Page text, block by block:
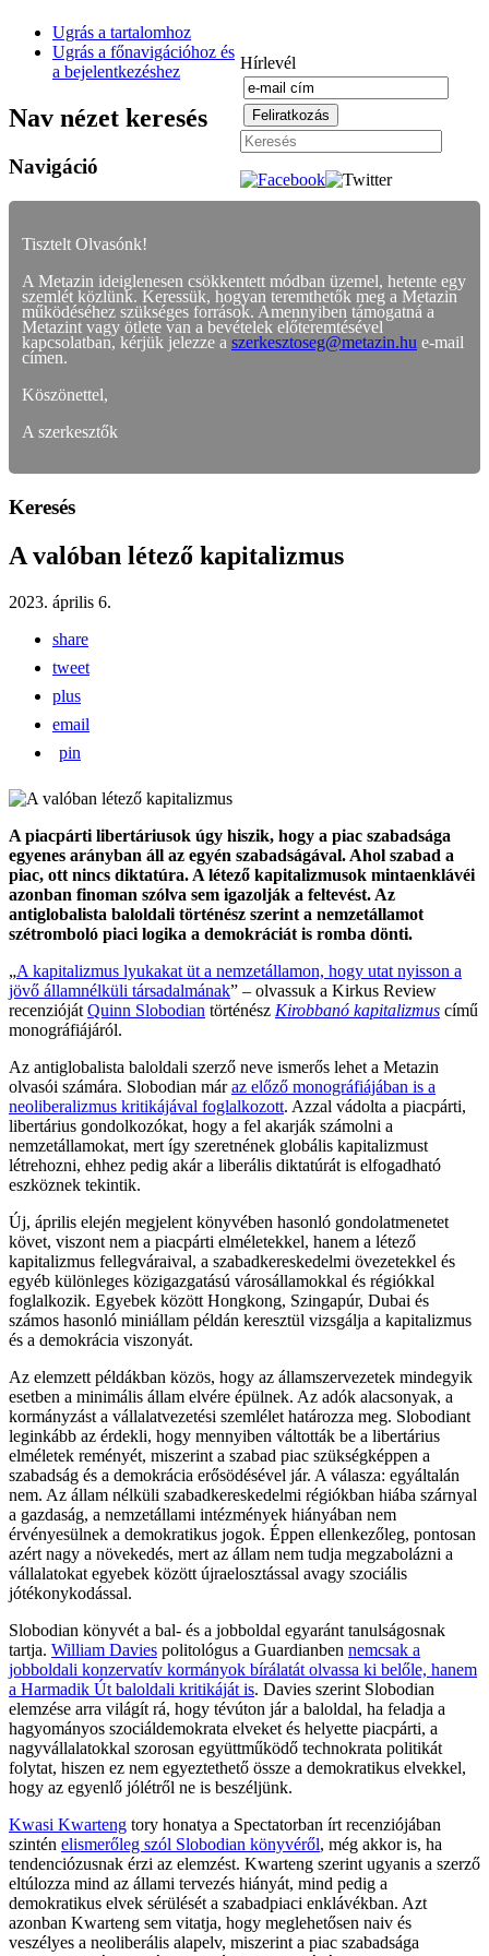
Hírlevél
Ugrás a tartalomhoz
Ugrás a főnavigációhoz és
a bejelentkezéshez
Nav nézet keresés
Navigáció
Tisztelt Olvasónk!
A Metazin ideiglenesen csökkentett módban üzemel, hetente egy
szemlét közlünk. Keressük, hogyan teremthetők meg a Metazin
működéséhez szükséges források. Amennyiben támogatná a
Metazint vagy ötlete van a bevételek előteremtésével
kapcsolatban, kérjük jelezze a szerkesztoseg@metazin.hu e-mail
címen.
Köszönettel,
A szerkesztők
Keresés
A valóban létező kapitalizmus
2023. április 6.
share
tweet
plus
email
pin
A piacpárti libertáriusok úgy hiszik, hogy a piac szabadsága
egyenes arányban áll az egyén szabadságával. Ahol szabad a
piac, ott nincs diktatúra. A létező kapitalizmusok mintaenklávéi
azonban finoman szólva sem igazolják a feltevést. Az
antiglobalista baloldali történész szerint a nemzetállamot
szétromboló piaci logika a demokráciát is romba dönti.
„A kapitalizmus lyukakat üt a nemzetállamon, hogy utat nyisson a
jövő államnélküli társadalmának” – olvassuk a Kirkus Review
recenzióját Quinn Slobodian történész Kirobbanó kapitalizmus című
monográfiájáról.
Az antiglobalista baloldali szerző neve ismerős lehet a Metazin
olvasói számára. Slobodian máraz előző monográfiájában is a
neoliberalizmus kritikájával foglalkozott. Azzal vádolta a piacpárti,
libertárius gondolkozókat, hogy a fel akarják számolni a
nemzetállamokat, mert így szeretnének globális kapitalizmust
létrehozni, ehhez pedig akár a liberális diktatúrát is elfogadható
eszköznek tekintik.
Új, április elején megjelent könyvében hasonló gondolatmenetet
követ, viszont nem a piacpárti elméletekkel, hanem a létező
kapitalizmus fellegváraival, a szabadkereskedelmi övezetekkel és
egyéb különleges közigazgatású városállamokkal és régiókkal
foglalkozik. Egyebek között Hongkong, Szingapúr, Dubai és
számos hasonló miniállam példán keresztül vizsgálja a kapitalizmus
és a demokrácia viszonyát.
Az elemzett példákban közös, hogy az államszervezetek mindegyik
esetben a minimális állam elvére épülnek. Az adók alacsonyak, a
kormányzást a vállalatvezetési szemlélet határozza meg. Slobodiant
leginkább az érdekli, hogy mennyiben váltották be a libertárius
elméletek reményét, miszerint a szabad piac szükségképpen a
szabadság és a demokrácia erősödésével jár. A válasza: egyáltalán
nem. Az állam nélküli szabadkereskedelmi régiókban hiába szárnyal
a gazdaság, a nemzetállami intézmények hiányában nem
érvényesülnek a demokratikus jogok. Éppen ellenkezőleg, pontosan
azért nagy a növekedés, mert az állam nem tudja megzabolázni a
vállalatokat egyebek között újraelosztással avagy szociális
jótékonykodással.
Slobodian könyvét a bal- és a jobboldal egyaránt tanulságosnak
tartja. William Davies politológus a Guardianben nemcsak a
jobboldali konzervatív kormányok bírálatát olvassa ki belőle, hanem
a Harmadik Út baloldali kritikáját is. Davies szerint Slobodian
elemzése arra világít rá, hogy tévúton jár a baloldal, ha feladja a
hagyományos szociáldemokrata elveket és helyette piacpárti, a
nagyvállalatokkal szorosan együttműködő technokrata politikát
folytat, hiszen ez nem egyeztethető össze a demokratikus elvekkel,
hogy az egyenlő jólétről ne is beszéljünk.
Kwasi Kwarteng tory honatya a Spectatorban írt recenziójában
szintén elismerőleg szól Slobodian könyvéről, még akkor is, ha
tendenciózusnak érzi az elemzést. Kwarteng szerint ugyanis a szerző
eltúlozza mind az állami tervezés hiányát, mind pedig a
demokratikus elvek sérülését a szabadpiaci enklávékban. Azt
azonban Kwarteng sem vitatja, hogy meglehetősen naiv és
veszélyes a neoliberális alapelv, miszerint a piac szabadsága